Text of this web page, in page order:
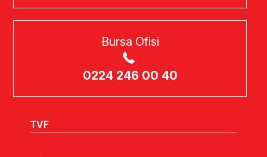
Bursa Ofisi
0224 246 00 40
TVF